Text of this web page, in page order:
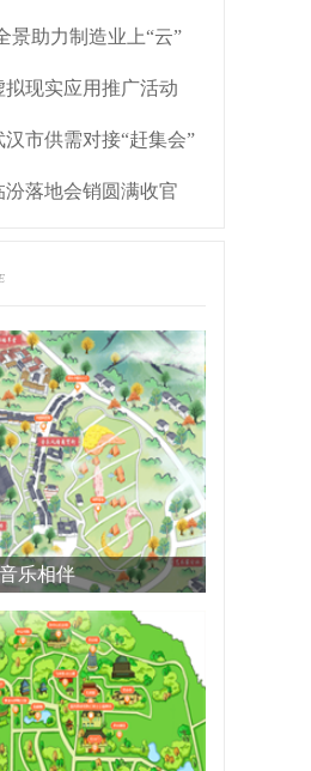
景助力制造业上“云”
现实应用推广活动
市供需对接“赶集会”
落地会销圆满收官
乐相伴